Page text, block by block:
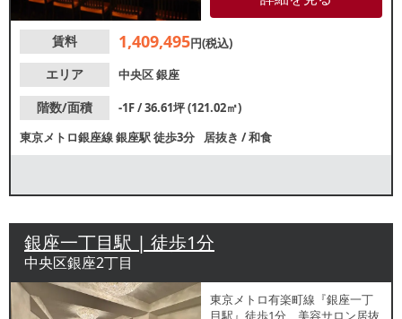
着いた和モダン空間が広がりま
ください。
賃料 1,409,495円(税込)
エリア
中央区銀座
階数/面積
-1F / 36.61坪 (121.02㎡)
東京メトロ銀座線銀座駅徒歩3分 居抜き /和食
銀座一丁目駅 | 徒歩1分
中央区銀座2丁目
東京メトロ有楽町線『銀座一丁
目駅』徒歩1分、美容サロン居抜